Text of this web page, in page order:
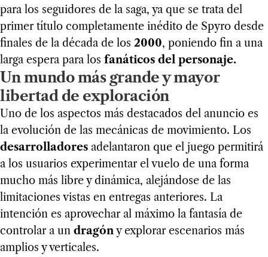
para los seguidores de la saga, ya que se trata del
primer título completamente inédito de Spyro desde
finales de la década de los 2000, poniendo fin a una
larga espera para los fanáticos del personaje.
Un mundo más grande y mayor
libertad de exploración
Uno de los aspectos más destacados del anuncio es
la evolución de las mecánicas de movimiento. Los
desarrolladores adelantaron que el juego permitirá
a los usuarios experimentar el vuelo de una forma
mucho más libre y dinámica, alejándose de las
limitaciones vistas en entregas anteriores. La
intención es aprovechar al máximo la fantasía de
controlar a un dragóny explorar escenarios más
amplios y verticales.